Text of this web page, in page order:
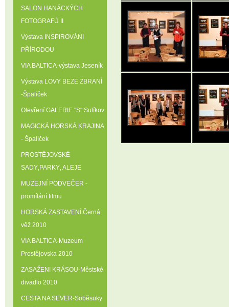
SALON HANÁCKÝCH
FOTOGRAFŮ II
Výstava INSPIROVÁNI
PŘÍRODOU
VIA BALTICA-výstava Jeseník
Výstava LOVY BEZE ZBRANÍ
-Špalíček
Otevření GALERIE "S" Sulíkov
MAGICKÁ HORSKÁ KRAJINA
- Špalíček
PROSTĚJOVSKÉ
SADY‚PARKY‚ ALEJE
MUZEJNÍ PODVEČER -
promítání filmu
HORSKÁ ZASTAVENÍ Černá
věž 2010
VIA BALTICA-Muzeum
Prostějovska 2010
ZASAŽENI KRÁSOU-Městské
divadlo 2010
CESTA NA SEVER-Soběsuky